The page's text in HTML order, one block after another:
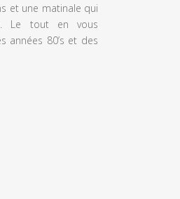
et une matinale qui
Le tout en vous
années 80’s et des